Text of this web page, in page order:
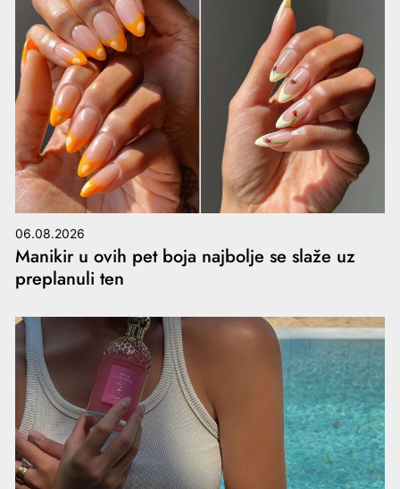
06.08.2026
Manikir u ovih pet boja najbolje se slaže uz
preplanuli ten